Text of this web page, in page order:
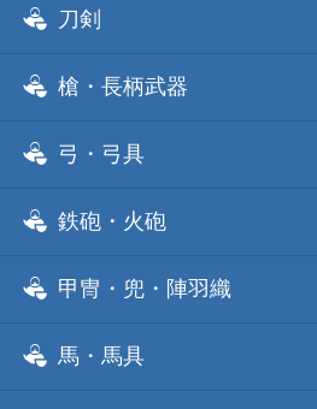
刀剣
槍・長柄武器
弓・弓具
鉄砲・火砲
甲冑・兜・陣羽織
馬・馬具
寺社・城・庭園ニュース
信長の野望ニュース